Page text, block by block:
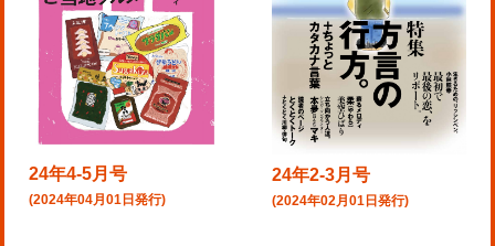
24年4-5月号
(2024年04月01日発行)
24年2-3月号
(2024年02月01日発行)